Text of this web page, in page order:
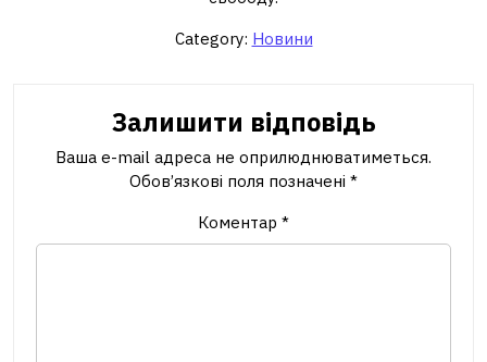
Category: Новини
Залишити відповідь
Ваша e-mail адреса не оприлюднюватиметься.
Обов’язкові поля позначені *
Коментар *